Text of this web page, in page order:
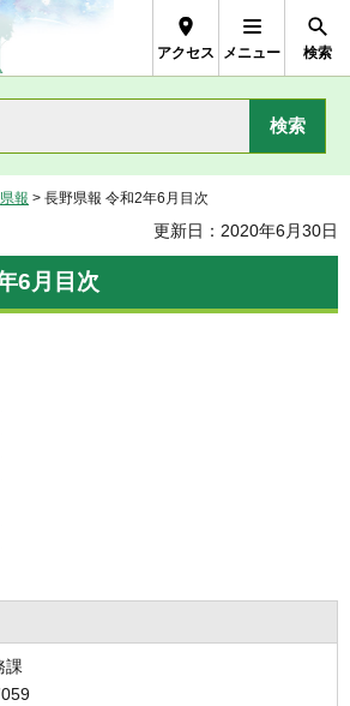
Nagano Prefecture
アクセス メニュー 検索
県報 > 長野県報 令和2年6月目次
更新日：2020年6月30日
6月目次
課